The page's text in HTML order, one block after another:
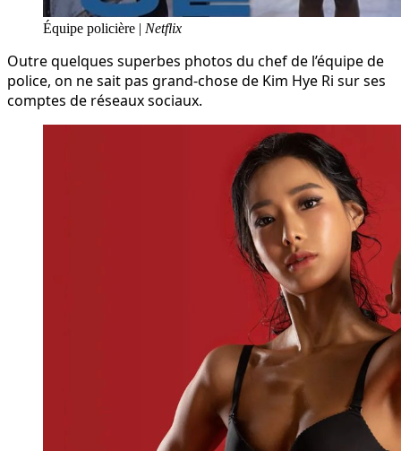
Équipe policière | Netflix
Outre quelques superbes photos du chef de l’équipe de
police, on ne sait pas grand-chose de Kim Hye Ri sur ses
comptes de réseaux sociaux.